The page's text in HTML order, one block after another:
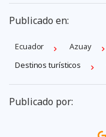
Publicado en:
Ecuador Azuay
Destinos turísticos
Publicado por: